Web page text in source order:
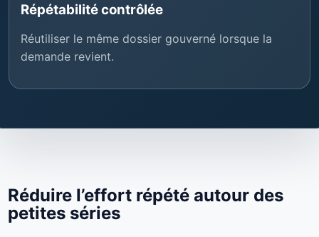
Répétabilité contrôlée
Réutiliser le même dossier gouverné lorsque la
demande revient.
Réduire l’effort répété autour des
petites séries